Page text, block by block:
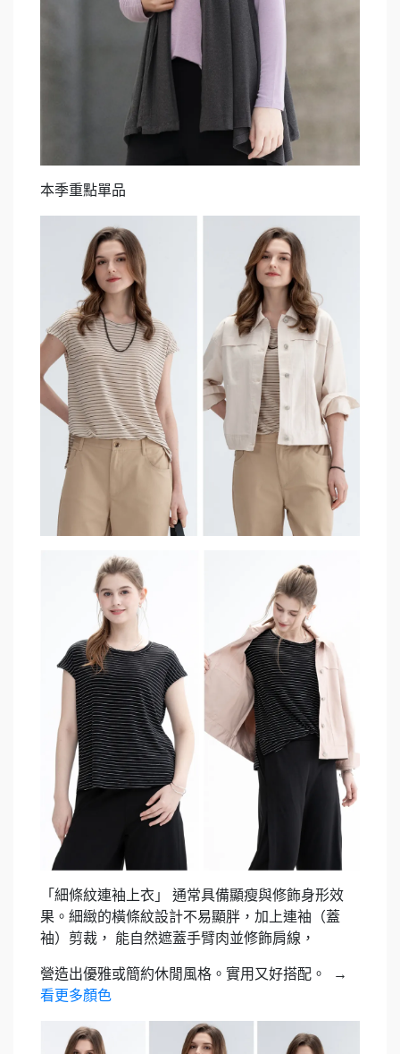
本季重點單品
「細條紋連袖上衣」
通常具備顯瘦與修飾身形效
果。細緻的橫條紋設計不易顯胖，加上連袖（蓋
袖）剪裁，
能自然遮蓋手臂肉並修飾肩線，
營造出優雅或簡約休閒風格。實用又好搭配。
→
看更多顏色